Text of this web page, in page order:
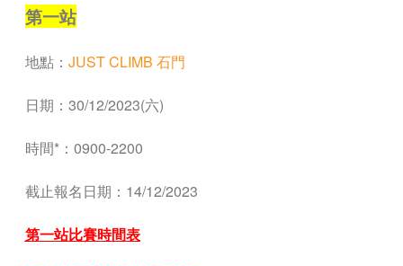
第一站
地點： JUST CLIMB 石門
日期：30/12/2023(六)
時間*：0900-2200
截止報名日期：14/12/2023
第一站比賽時間表